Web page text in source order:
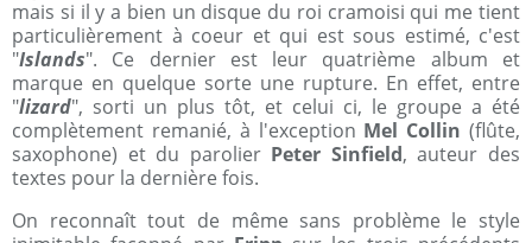
mais si il y a bien un disque du roi cramoisi qui me tient
particulièrement à coeur et qui est sous estimé, c'est
"Islands". Ce dernier est leur quatrième album et
marque en quelque sorte une rupture. En effet, entre
"lizard", sorti un plus tôt, et celui ci, le groupe a été
complètement remanié, à l'exception Mel Collin (flûte,
saxophone) et du parolier Peter Sinfield, auteur des
textes pour la dernière fois.
On reconnaît tout de même sans problème le style